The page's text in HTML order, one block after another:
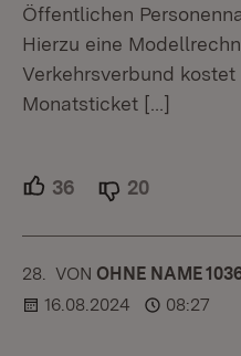
Öffentlichen
Hierzu eine
Verkehrsverbund
Monatsticket […]
36 Unterstützer.
20
28. KOMMENTAR
VON :OHNE NAME
16.08.2024
08:27